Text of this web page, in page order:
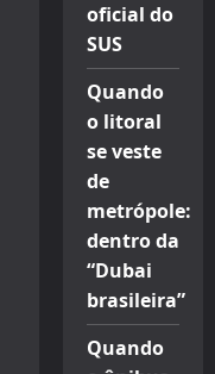
oficial do
SUS
Quando
o litoral
se veste
de
metrópole:
dentro da
“Dubai
brasileira”
Quando